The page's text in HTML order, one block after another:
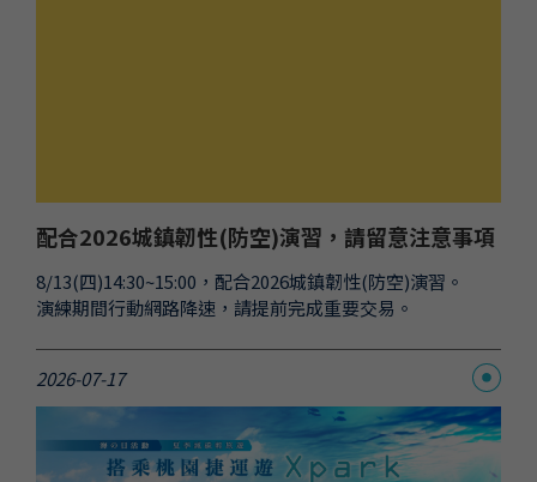
配合2026城鎮韌性(防空)演習，請留意注意事項
8/13(四)14:30~15:00，配合2026城鎮韌性(防空)演習。
演練期間行動網路降速，請提前完成重要交易。
2026-07-17